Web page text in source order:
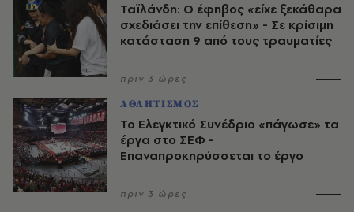
Ταϊλάνδη: Ο έφηβος «είχε ξεκάθαρα
σχεδιάσει την επίθεση» - Σε κρίσιμη
κατάσταση 9 από τους τραυματίες
πριν 3 ώρες
ΑΘΛΗΤΙΣΜΟΣ
Το Ελεγκτικό Συνέδριο «πάγωσε» τα
έργα στο ΣΕΦ -
Επαναπροκηρύσσεται το έργο
πριν 3 ώρες